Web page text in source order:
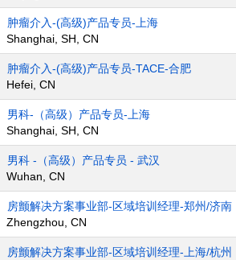
肿瘤介入-(高级)产品专员-上海
Shanghai, SH, CN
肿瘤介入-(高级)产品专员-TACE-合肥
Hefei, CN
男科-（高级）产品专员-上海
Shanghai, SH, CN
男科 -（高级）产品专员 - 武汉
Wuhan, CN
房颤解决方案事业部-区域培训经理-郑州/济南
Zhengzhou, CN
房颤解决方案事业部-区域培训经理-上海/杭州